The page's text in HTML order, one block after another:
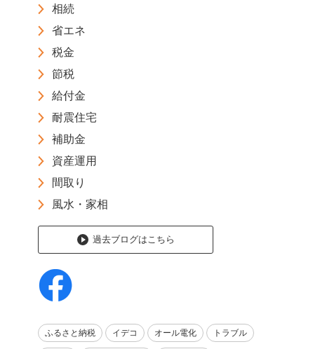
相続
省エネ
税金
節税
給付金
耐震住宅
補助金
資産運用
間取り
風水・家相
過去ブログはこちら
ふるさと納税 イデコ オール電化 トラブル